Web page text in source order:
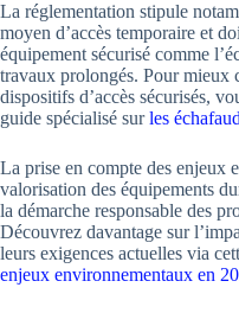
La réglementation stipule
moyen d’accès temporaire et
équipement sécurisé comme
travaux prolongés. Pour mieux
dispositifs d’accès sécurisés,
guide spécialisé surles
La prise en compte des enjeux
valorisation des équipements
la démarche responsable des
Découvrez davantage sur
leurs exigences actuelles via
enjeux environnementaux en